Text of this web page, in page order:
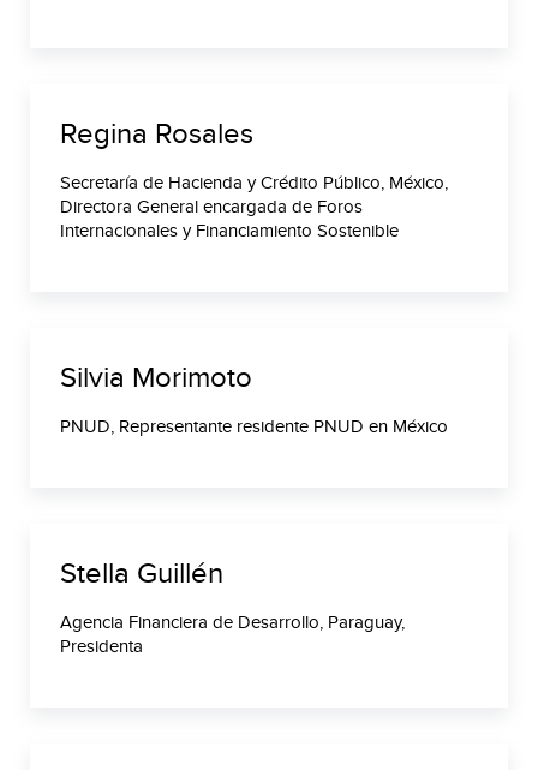
Regina Rosales
Secretaría de Hacienda y Crédito Público, México,
Directora General encargada de Foros
Internacionales y Financiamiento Sostenible
Silvia Morimoto
PNUD, Representante residente PNUD en México
Stella Guillén
Agencia Financiera de Desarrollo, Paraguay,
Presidenta